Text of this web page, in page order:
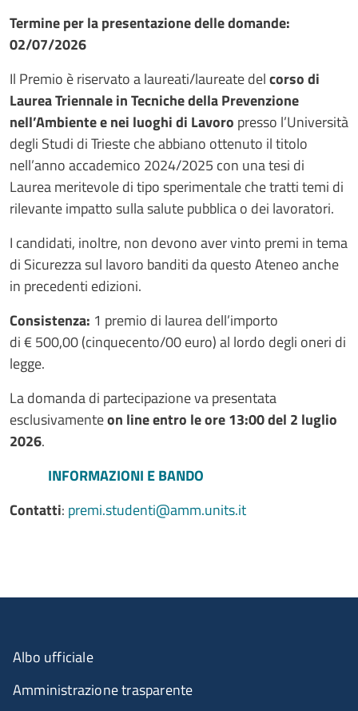
Termine per la presentazione delle domande:
02/07/2026
Il Premio è riservato a laureati/laureate delcorso di
Laurea Triennale in Tecniche della Prevenzione
nell’Ambiente e nei luoghi di Lavoro presso l’Università
degli Studi di Trieste che abbiano ottenuto il titolo
nell’anno accademico 2024/2025 con una tesi di
Laurea meritevole di tipo sperimentale che tratti temi di
rilevante impatto sulla salute pubblica o dei lavoratori.
I candidati, inoltre, non devono aver vinto premi in tema
di Sicurezza sul lavoro banditi da questo Ateneo anche
in precedenti edizioni.
Consistenza: 1 premio di laurea dell’importo
di € 500,00 (cinquecento/00 euro) al lordo degli oneri di
legge.
La domanda di partecipazione va presentata
esclusivamenteon line entro le ore 13:00 del 2 luglio
2026.
INFORMAZIONI E BANDO
Contatti: premi.studenti@amm.units.it
Albo ufficiale
Amministrazione trasparente